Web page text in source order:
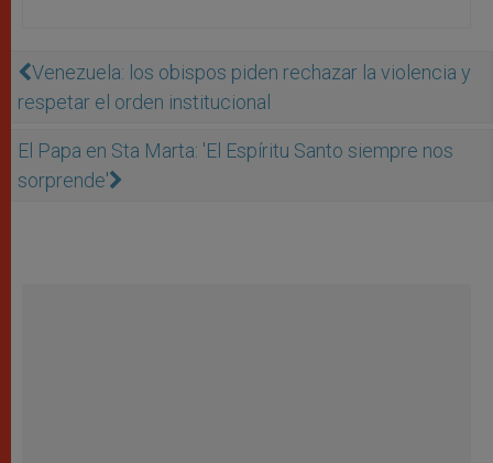
Venezuela: los obispos piden rechazar la violencia y
respetar el orden institucional
El Papa en Sta Marta: 'El Espíritu Santo siempre nos
sorprende'